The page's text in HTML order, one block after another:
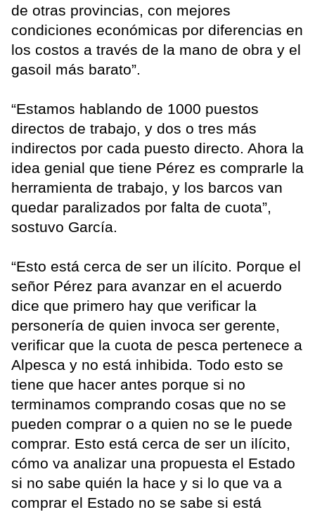
de otras provincias, con mejores
condiciones económicas por diferencias en
los costos a través de la mano de obra y el
gasoil más barato”.
“Estamos hablando de 1000 puestos
directos de trabajo, y dos o tres más
indirectos por cada puesto directo. Ahora la
idea genial que tiene Pérez es comprarle la
herramienta de trabajo, y los barcos van
quedar paralizados por falta de cuota”,
sostuvo García.
“Esto está cerca de ser un ilícito. Porque el
señor Pérez para avanzar en el acuerdo
dice que primero hay que verificar la
personería de quien invoca ser gerente,
verificar que la cuota de pesca pertenece a
Alpesca y no está inhibida. Todo esto se
tiene que hacer antes porque si no
terminamos comprando cosas que no se
pueden comprar o a quien no se le puede
comprar. Esto está cerca de ser un ilícito,
cómo va analizar una propuesta el Estado
si no sabe quién la hace y si lo que va a
comprar el Estado no se sabe si está